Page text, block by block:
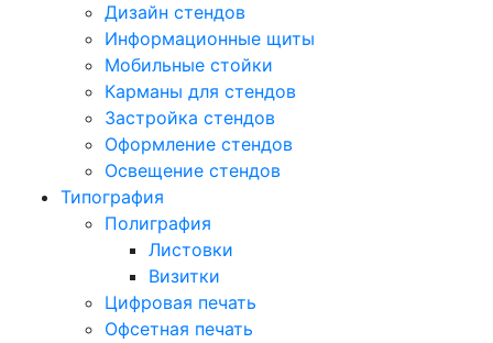
Дизайн стендов
Информационные щиты
Мобильные стойки
Карманы для стендов
Застройка стендов
Оформление стендов
Освещение стендов
Типография
Полиграфия
Листовки
Визитки
Цифровая печать
Офсетная печать